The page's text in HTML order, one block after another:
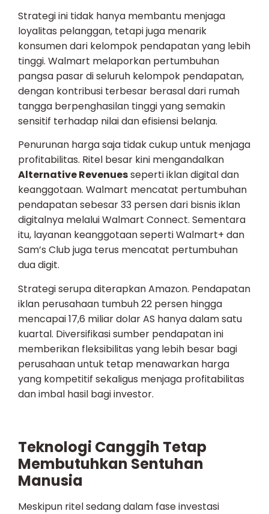
Strategi ini tidak hanya membantu menjaga
loyalitas pelanggan, tetapi juga menarik
konsumen dari kelompok pendapatan yang lebih
tinggi. Walmart melaporkan pertumbuhan
pangsa pasar di seluruh kelompok pendapatan,
dengan kontribusi terbesar berasal dari rumah
tangga berpenghasilan tinggi yang semakin
sensitif terhadap nilai dan efisiensi belanja.
Penurunan harga saja tidak cukup untuk menjaga
profitabilitas. Ritel besar kini mengandalkan
Alternative Revenuesseperti iklan digital dan
keanggotaan. Walmart mencatat pertumbuhan
pendapatan sebesar 33 persen dari bisnis iklan
digitalnya melalui Walmart Connect. Sementara
itu, layanan keanggotaan seperti Walmart+ dan
Sam’s Club juga terus mencatat pertumbuhan
dua digit.
Strategi serupa diterapkan Amazon. Pendapatan
iklan perusahaan tumbuh 22 persen hingga
mencapai 17,6 miliar dolar AS hanya dalam satu
kuartal. Diversifikasi sumber pendapatan ini
memberikan fleksibilitas yang lebih besar bagi
perusahaan untuk tetap menawarkan harga
yang kompetitif sekaligus menjaga profitabilitas
dan imbal hasil bagi investor.
Teknologi Canggih Tetap
Membutuhkan Sentuhan
Manusia
Meskipun ritel sedang dalam fase investasi